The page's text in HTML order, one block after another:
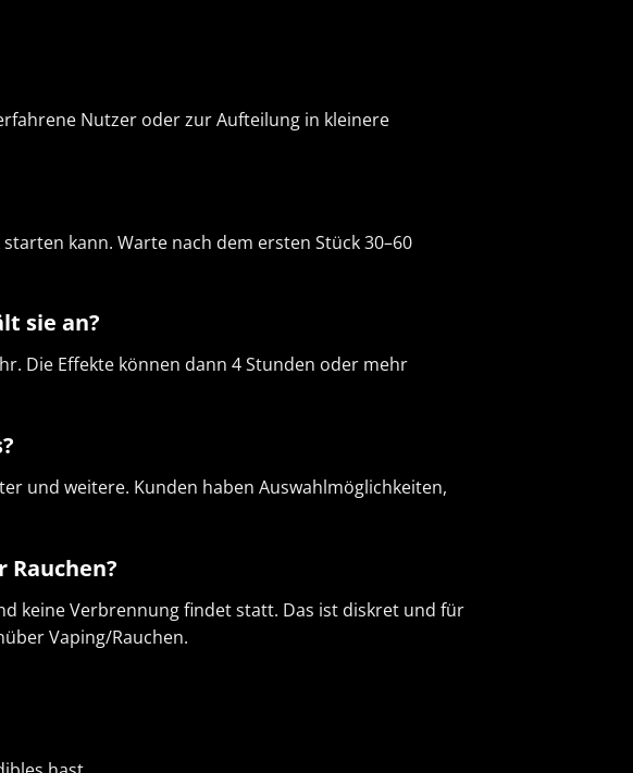
Nutzer oder zur Aufteilung in kleinere
kann. Warte nach dem ersten Stück 30–60
sie an?
Die Effekte können dann 4 Stunden oder mehr
und weitere. Kunden haben Auswahlmöglichkeiten,
keine Verbrennung findet statt. Das ist diskret und für
Vaping/Rauchen.